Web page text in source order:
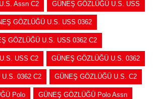
Assn C2 GÜNEŞ GÖZLÜĞÜ U.S. USS
GÖZLÜĞÜ U.S. USS 0362
GÖZLÜĞÜ U.S. USS 0362 C2
USS C2 GÜNEŞ GÖZLÜĞÜ U.S. 0362
U.S. 0362 C2 GÜNEŞ GÖZLÜĞÜ U.S. C2
Polo GÜNEŞ GÖZLÜĞÜ Polo Assn